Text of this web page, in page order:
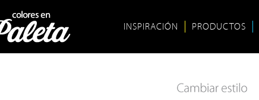
INSPIRACIÓN PRODUCTOS